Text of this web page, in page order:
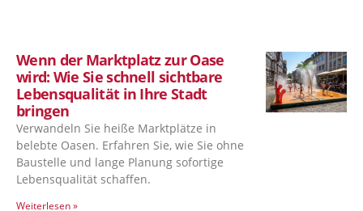
Wenn der Marktplatz zur Oase
wird: Wie Sie schnell sichtbare
Lebensqualität in Ihre Stadt
bringen
Verwandeln Sie heiße Marktplätze in
belebte Oasen. Erfahren Sie, wie Sie ohne
Baustelle und lange Planung sofortige
Lebensqualität schaffen.
Weiterlesen »